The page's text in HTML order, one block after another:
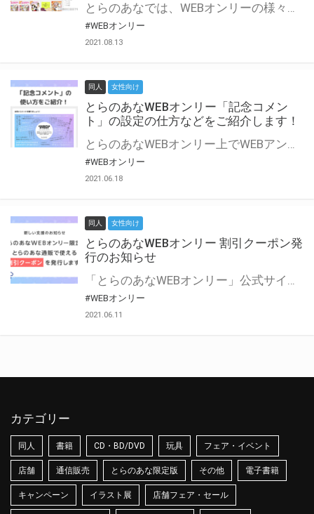
とらのあなでは、WEBオンリーの様々な支援を実施しています。 今回は2021年9月に実装を予定しているアップデート情報についてご紹介いたします。 とらのあなWEBオンリーサイトはこちら
#WEBオンリー
2021.08.13
同人 女性向け
とらのあなWEBオンリー「記念コメン
ト」の設定の仕方などをご紹介します！
とらのあなWEBオンリー上でWEBアンソロジーが作成できる「記念コメント」について、その使い方や作成手順を解説します！ 支援タイプを「サークル参加型」「サークル参加型・マルシェ(イベント会場)機能付き」でお申し込みいただいている主催者様はぜひご活用ください♪ とらのあなWEBオンリーサイトはこちら
#WEBオンリー
2021.06.18
同人 女性向け
とらのあなWEBオンリー 割引クーポン発
行のお知らせ
「とらのあなWEBオンリー」公式サイトでとらのあな通販の「割引クーポン」を配布中！ イベントごとに開催当日限定で使える割引クーポンのシリアルコードを発行します。 とらのあなWEBオンリーのページをチェックして、イベント当日にお得にお買い物を楽しみましょう♪ ※本キャンペーンは予告なく終了する場合がございます。 とらのあなWEBオンリーサイトはこちら
#WEBオンリー
2021.06.11
カテゴリー
同人 書籍 CD・BD/DVD 玩具 フェア・イベント
店舗 通信販売 とらのあな限定版 その他 電子書籍
キャンペーン イラスト展 店舗フェア・セール